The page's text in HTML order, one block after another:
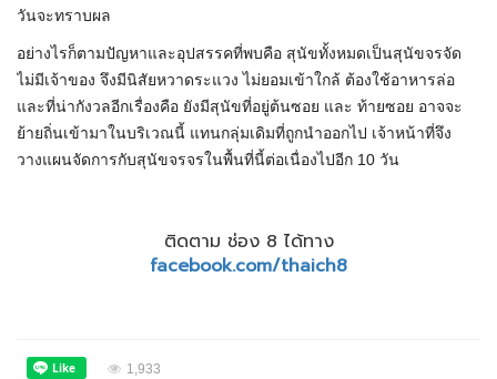
วันจะทราบผล
อย่างไรก็ตามปัญหาและอุปสรรคที่พบคือ สุนัขทั้งหมดเป็นสุนัขจรจัด
ไม่มีเจ้าของ จึงมีนิสัยหวาดระแวง ไม่ยอมเข้าใกล้ ต้องใช้อาหารล่อ
และที่น่ากังวลอีกเรื่องคือ ยังมีสุนัขที่อยู่ต้นซอย และ ท้ายซอย อาจจะ
ย้ายถิ่นเข้ามาในบริเวณนี้ แทนกลุ่มเดิมที่ถูกนำออกไป เจ้าหน้าที่จึง
วางแผนจัดการกับสุนัขจรจรในพื้นที่นี้ต่อเนื่องไปอีก 10 วัน
ติดตาม ช่อง 8 ได้ทาง
facebook.com/thaich8
1,933